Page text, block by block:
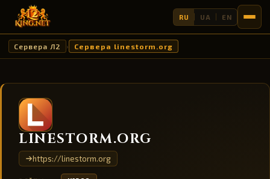
RU UA EN
Сервера Л2 › Сервера linestorm.org
LINESTORM.ORG
https://linestorm.org